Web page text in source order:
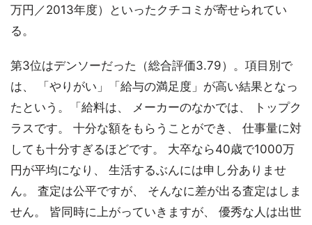
万円／2013年度）といったクチコミが寄せられてい
る。
第3位はデンソーだった（総合評価3.79）。項目別で
は、 「やりがい」「給与の満足度」が高い結果となっ
たという。「給料は、 メーカーのなかでは、 トップク
ラスです。 十分な額をもらうことができ、 仕事量に対
しても十分すぎるほどです。 大卒なら40歳で1000万
円が平均になり、 生活するぶんには申し分ありませ
ん。 査定は公平ですが、 そんなに差が出る査定はしま
せん。 皆同時に上がっていきますが、 優秀な人は出世